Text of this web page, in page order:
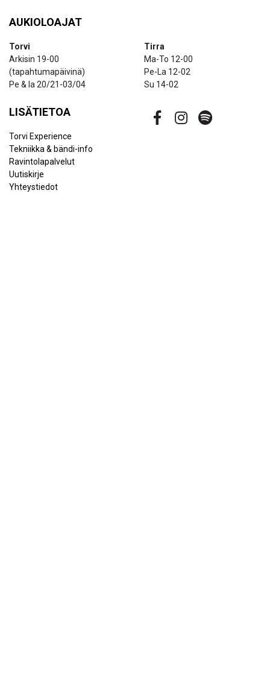
AUKIOLOAJAT
Torvi
Arkisin 19-00
(tapahtumapäivinä)
Pe & la 20/21-03/04
Tirra
Ma-To 12-00
Pe-La 12-02
Su 14-02
LISÄTIETOA
Torvi Experience
Tekniikka & bändi-info
Ravintolapalvelut
Uutiskirje
Yhteystiedot